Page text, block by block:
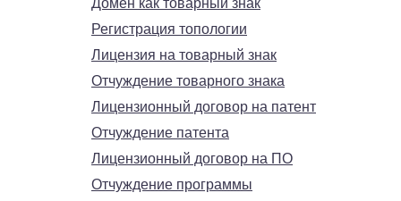
Домен как товарный знак
Регистрация топологии
Лицензия на товарный знак
Отчуждение товарного знака
Лицензионный договор на патент
Отчуждение патента
Лицензионный договор на ПО
Отчуждение программы